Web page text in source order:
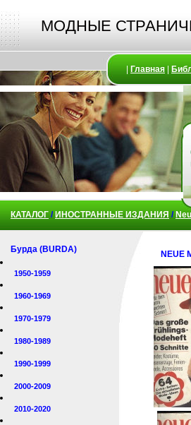
МОДНЫЕ
Главная
КАТАЛОГ / ИНОСТРАННЫЕ ИЗДАНИЯ /
Бурда (BURDA)
1950-1959
1960-1969
1970-1979
1980-1989
1990-1999
2000-2009
2010-2020
NEUE